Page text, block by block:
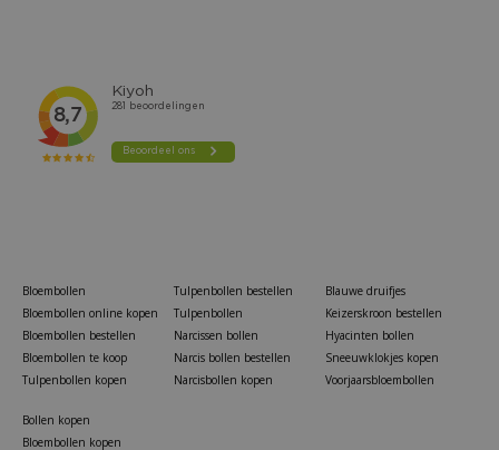
Bloembollen
Bloembollen online kopen
Bloembollen bestellen
Bloembollen te koop
Tulpenbollen kopen
Tulpenbollen bestellen
Tulpenbollen
Narcissen bollen
Narcis bollen bestellen
Narcisbollen kopen
Blauwe druifjes
Keizerskroon bestellen
Hyacinten bollen
Sneeuwklokjes kopen
Voorjaarsbloembollen
Bollen kopen
Bloembollen kopen